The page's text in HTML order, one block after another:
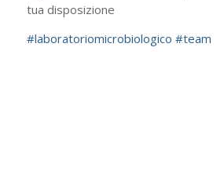
tua disposizione
#laboratoriomicrobiologico #team